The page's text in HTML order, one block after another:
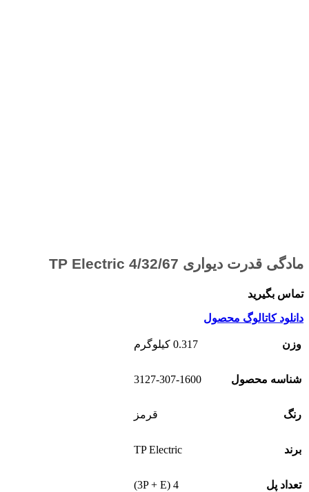
مادگی قدرت دیواری 4/32/67 TP Electric
تماس بگیرید
دانلود کاتالوگ محصول
وزن 0.317 کیلوگرم
شناسه محصول 3127-307-1600
رنگ قرمز
برند TP Electric
تعداد پل 4 (3P + E)